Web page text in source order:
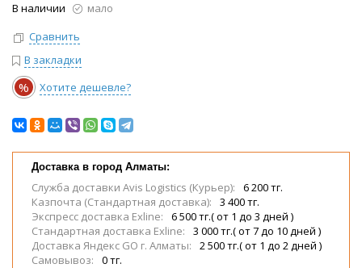
В наличии
мало
Сравнить
В закладки
% Хотите дешевле?
Доставка в город Алматы:
Служба доставки Avis Logistics (Курьер):
6 200 тг.
Казпочта (Стандартная доставка):
3 400 тг.
Экспресс доставка Exline:
6 500 тг.( от 1 до 3 дней )
Стандартная доставка Exline:
3 000 тг.( от 7 до 10 дней )
Доставка Яндекс GO г. Алматы:
2 500 тг.( от 1 до 2 дней )
Самовывоз:
0 тг.